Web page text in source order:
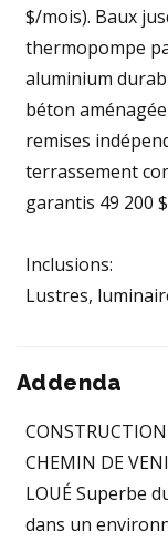
$/mois). Baux
thermopompe
aluminium
béton
remises
terrassement
garantis 49 200
Inclusions:
Lustres,
Addenda
CHEMIN DE
LOUÉ Superbe
dans un